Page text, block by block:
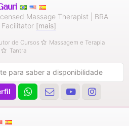
Massage Therapist | BRA
Facilitator [mais]
de Cursos
Massagem e Terapia
Tantra
para saber a disponibilidade